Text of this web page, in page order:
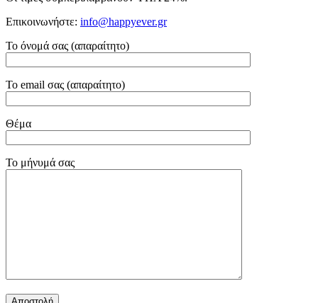
Επικοινωνήστε: info@happyever.gr
Το όνομά σας (απαραίτητο)
Το email σας (απαραίτητο)
Θέμα
Το μήνυμά σας